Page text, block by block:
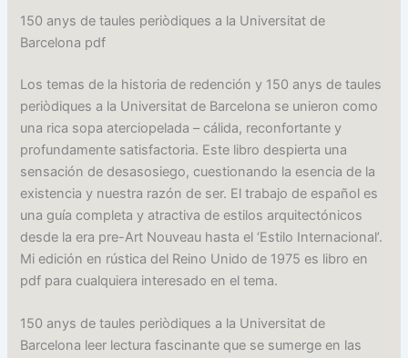
150 anys de taules periòdiques a la Universitat de
Barcelona pdf
Los temas de la historia de redención y 150 anys de taules
periòdiques a la Universitat de Barcelona se unieron como
una rica sopa aterciopelada – cálida, reconfortante y
profundamente satisfactoria. Este libro despierta una
sensación de desasosiego, cuestionando la esencia de la
existencia y nuestra razón de ser. El trabajo de español es
una guía completa y atractiva de estilos arquitectónicos
desde la era pre-Art Nouveau hasta el ‘Estilo Internacional’.
Mi edición en rústica del Reino Unido de 1975 es libro en
pdf para cualquiera interesado en el tema.
150 anys de taules periòdiques a la Universitat de
Barcelona leer lectura fascinante que se sumerge en las